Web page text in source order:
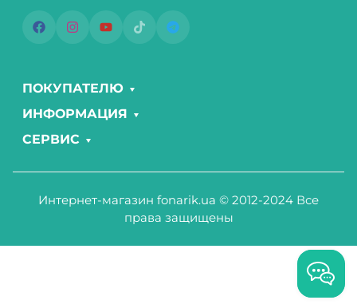
ПОКУПАТЕЛЮ
ИНФОРМАЦИЯ
СЕРВИС
Интернет-магазин fonarik.ua © 2012-2024 Все
права защищены